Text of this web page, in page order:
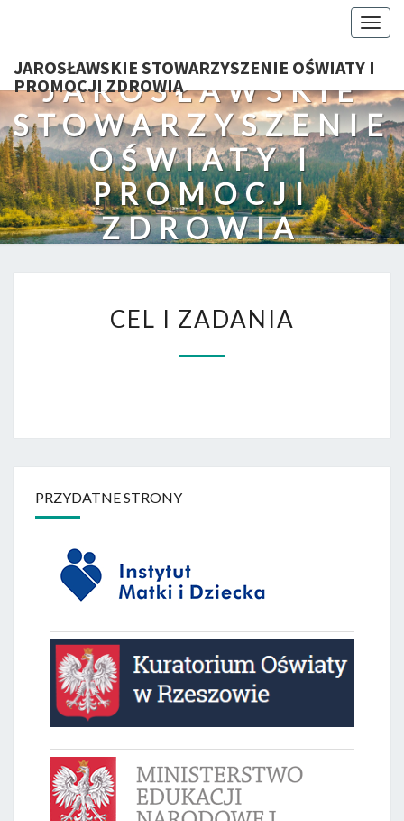
JAROSŁAWSKIE STOWARZYSZENIE OŚWIATY I
PROMOCJI ZDROWIA
JAROSŁAWSKIE
STOWARZYSZENIE
OŚWIATY I
PROMOCJI
ZDROWIA
I
CEL I ZADANIA
PRZYDATNE STRONY